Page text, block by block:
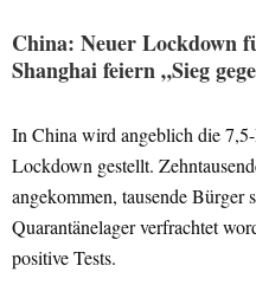
China: Neuer Lockdown
Shanghai feiern „Sieg
In China wird angeblich die
Lockdown gestellt.
angekommen, tausende Bürger
Quarantänelager verfrachtet
positive Tests.